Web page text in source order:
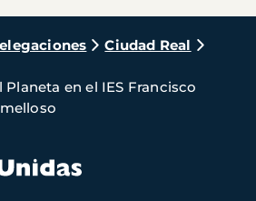
Ciudad Real
en el IES Francisco